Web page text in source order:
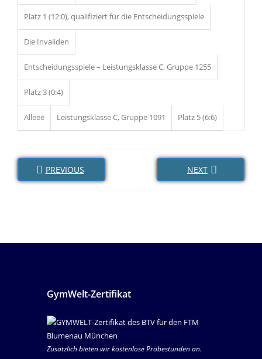
Platz 1 (12:0), qualifiziert für die Entscheidungsspiele
Die Invaliden
Entscheidungsspiele – Leistungsklasse C, Gruppe 1255
Platz 3 (0:4)
Alleee Leistungsklasse C, Gruppe 1091 Platz 5 (6:6)
PREVIOUS NEXT
GymWelt-Zertifikat
Zusätzlich bieten wir kostenlose Probestunden an.